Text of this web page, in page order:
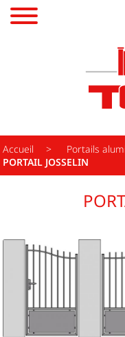
CARPORTS
PERGOLAS
GARAGES
PORCHES
CUISINES
MOTORISATIONS
Accueil
Portails
PORTAIL JOSSELIN